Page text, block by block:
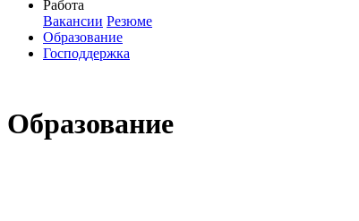
Работа
Вакансии Резюме
Образование
Господдержка
Образование